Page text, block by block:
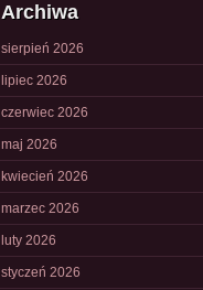
Archiwa
sierpień 2026
lipiec 2026
czerwiec 2026
maj 2026
kwiecień 2026
marzec 2026
luty 2026
styczeń 2026